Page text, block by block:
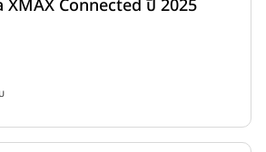
XMAX Connected ปี 2025